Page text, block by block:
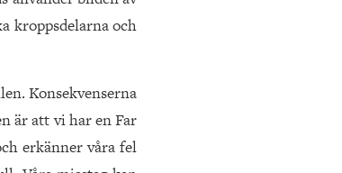
kroppsdelarna och
Konsekvenserna
är att vi har en Far
erkänner våra fel